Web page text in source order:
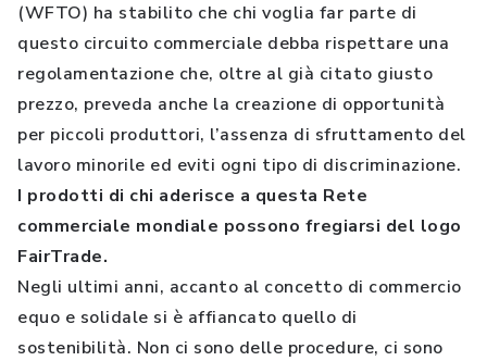
(WFTO) ha stabilito che chi voglia far parte di
questo circuito commerciale debba rispettare una
regolamentazione che, oltre al già citato giusto
prezzo, preveda anche la creazione di opportunità
per piccoli produttori, l’assenza di sfruttamento del
lavoro minorile ed eviti ogni tipo di discriminazione.
I prodotti di chi aderisce a questa Rete
commerciale mondiale possono fregiarsi del logo
FairTrade.
Negli ultimi anni, accanto al concetto di commercio
equo e solidale si è affiancato quello di
sostenibilità. Non ci sono delle procedure, ci sono